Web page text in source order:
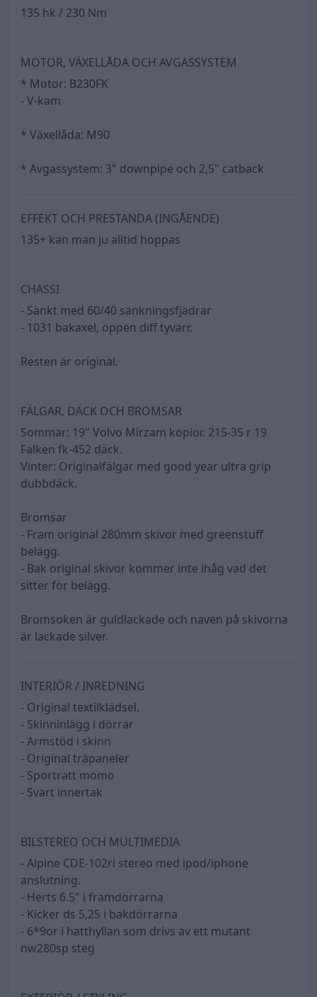
135 hk / 230 Nm
MOTOR, VÄXELLÅDA OCH AVGASSYSTEM
* Motor: B230FK
- V-kam
* Växellåda: M90
* Avgassystem: 3" downpipe och 2,5" catback
EFFEKT OCH PRESTANDA (INGÅENDE)
135+ kan man ju alltid hoppas
CHASSI
- Sänkt med 60/40 sänkningsfjädrar
- 1031 bakaxel, öppen diff tyvärr.
Resten är original.
FÄLGAR, DÄCK OCH BROMSAR
Sommar: 19" Volvo Mirzam kopior. 215-35 r 19
Falken fk-452 däck.
Vinter: Originalfälgar med good year ultra grip
dubbdäck.
Bromsar
- Fram original 280mm skivor med greenstuff
belägg.
- Bak original skivor kommer inte ihåg vad det
sitter för belägg.
Bromsoken är guldlackade och naven på skivorna
är lackade silver.
INTERIÖR / INREDNING
- Original textilklädsel.
- Skinninlägg i dörrar
- Armstöd i skinn
- Original träpaneler
- Sportratt momo
- Svart innertak
BILSTEREO OCH MULTIMEDIA
- Alpine CDE-102ri stereo med ipod/iphone
anslutning.
- Herts 6.5" i framdörrarna
- Kicker ds 5,25 i bakdörrarna
- 6*9or i hatthyllan som drivs av ett mutant
nw280sp steg